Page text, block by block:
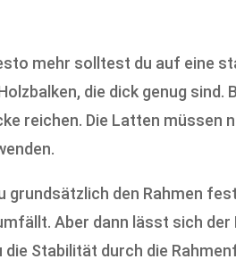
mehr solltest du auf eine
die dick genug
reichen. Die Latten
den Rahmen
Aber dann lässt sich
Stabilität durch die